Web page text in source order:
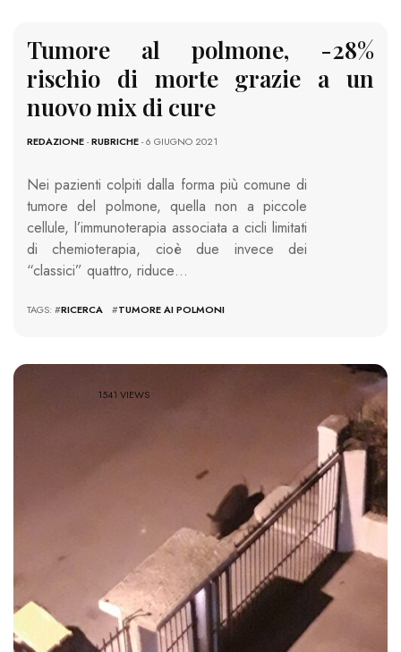
Tumore al polmone, -28%
rischio di morte grazie a un
nuovo mix di cure
REDAZIONE-RUBRICHE- 6 GIUGNO 2021
Nei pazienti colpiti dalla forma più comune di
tumore del polmone, quella non a piccole
cellule, l’immunoterapia associata a cicli limitati
di chemioterapia, cioè due invece dei
“classici” quattro, riduce…
TAGS: #RICERCA #TUMORE AI POLMONI
1541 VIEWS